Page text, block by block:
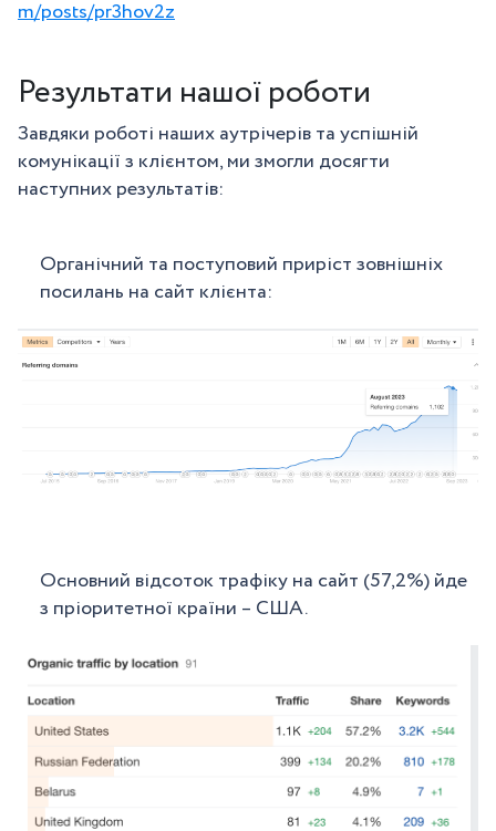
m/posts/pr3hov2z
Результати нашої роботи
Завдяки роботі наших аутрічерів та успішній
комунікації з клієнтом, ми змогли досягти
наступних результатів:
Органічний та поступовий приріст зовнішніх
посилань на сайт клієнта:
Основний відсоток трафіку на сайт (57,2%) йде
з пріоритетної країни – США.